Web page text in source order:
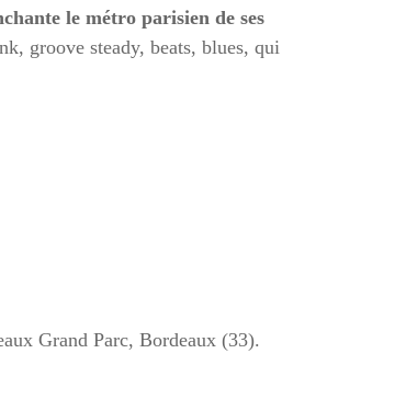
le métro parisien de ses
groove steady, beats, blues, qui
Grand Parc, Bordeaux (33).